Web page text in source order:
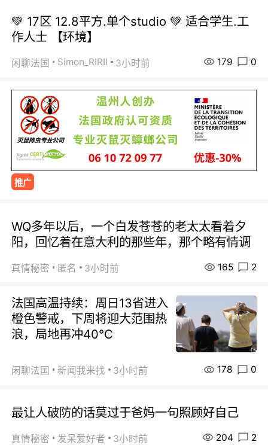
💚 17区 12.8平方.单个studio 💚 适合学生.工
作人士 【环境】
闲聊法国 Simon_RIRIl 3小时前 179 0
推广
WQ多年以后，一个白发苍苍的老太太看着夕
阳，回忆着在意大利的那些年，那个略有情调
真情秘密 匿名 3小时前 165 2
法国高温持续：周日13省进入
橙色警戒，下周将迎大范围热
浪，局地再冲40℃
闲聊法国 新闻我来找 3小时前 178 0
最让人破防的话莫过于爸妈一句照顾好自己
真情秘密 发呆爱好者 3小时前 204 2